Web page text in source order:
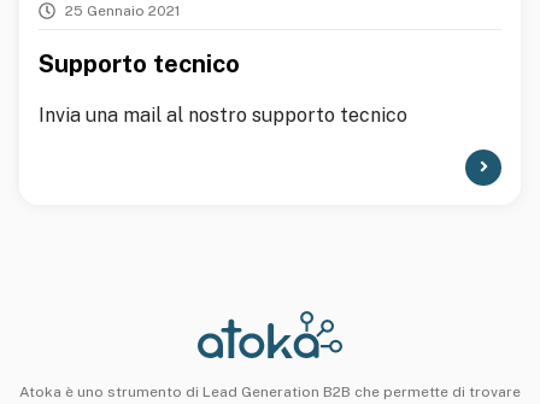
25 Gennaio 2021
Supporto tecnico
Invia una mail al nostro supporto tecnico
Atoka è uno strumento di Lead Generation B2B che permette di trovare